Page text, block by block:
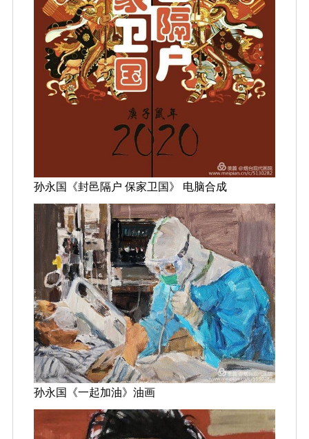
孙永国《封邑隔户 保家卫国》 电脑合成
孙永国《一起加油》油画